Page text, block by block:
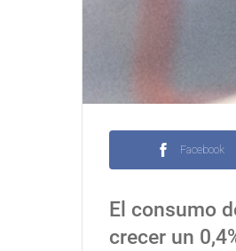
Facebook
El consumo
crecer un